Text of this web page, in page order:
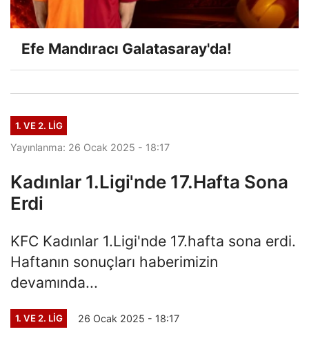
Efe Mandıracı Galatasaray'da!
1. VE 2. LIG
Yayınlanma: 26 Ocak 2025 - 18:17
Kadınlar 1.Ligi'nde 17.Hafta Sona
Erdi
KFC Kadınlar 1.Ligi'nde 17.hafta sona erdi.
Haftanın sonuçları haberimizin
devamında...
1. VE 2. LIG 26 Ocak 2025 - 18:17